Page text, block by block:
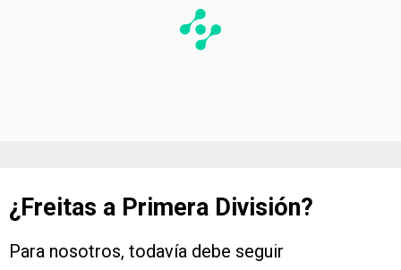
¿Freitas a Primera División?
Para nosotros, todavía debe seguir